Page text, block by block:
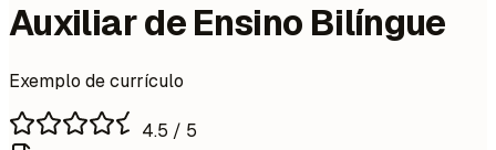
Auxiliar de Ensino Bilíngue
Exemplo de currículo
4.5 / 5